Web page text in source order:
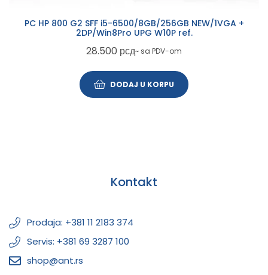
PC HP 800 G2 SFF i5-6500/8GB/256GB NEW/1VGA +
2DP/Win8Pro UPG W10P ref.
28.500 рсд~ sa PDV-om
DODAJ U KORPU
Kontakt
Prodaja: +381 11 2183 374
Servis: +381 69 3287 100
shop@ant.rs